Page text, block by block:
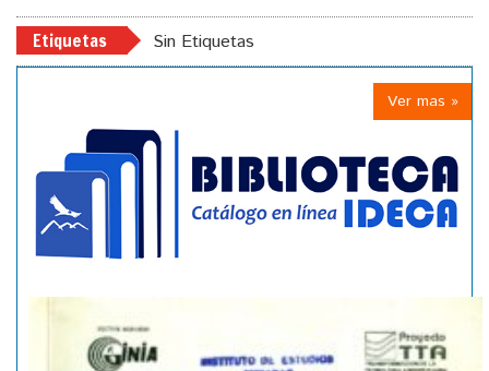
Etiquetas Sin Etiquetas
Ver mas »